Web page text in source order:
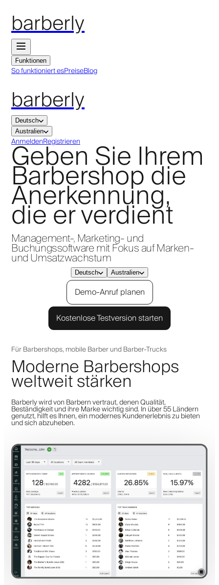
barberly
Funktionen
So funktioniert esPreiseBlog
barberly
Deutsch
Australien
AnmeldenRegistrieren
Geben Sie Ihrem
Barbershop die
Anerkennung,
die er verdient
Management-, Marketing- und
Buchungssoftware mit Fokus auf Marken-
und Umsatzwachstum
Deutsch Australien
Demo-Anruf planen
Kostenlose Testversion starten
Für Barbershops, mobile Barber und Barber-Trucks
Moderne Barbershops
weltweit stärken
Barberly wird von Barbern vertraut, denen Qualität,
Beständigkeit und ihre Marke wichtig sind. In über 55 Ländern
genutzt, hilft es Ihnen, ein modernes Kundenerlebnis zu bieten
und sich abzuheben.